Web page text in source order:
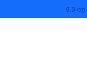
9.9 op